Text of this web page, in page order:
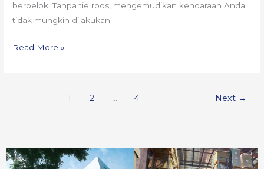
berbelok. Tanpa tie rods, mengemudikan kendaraan Anda
tidak mungkin dilakukan.
Read More »
1 2 … 4 Next →